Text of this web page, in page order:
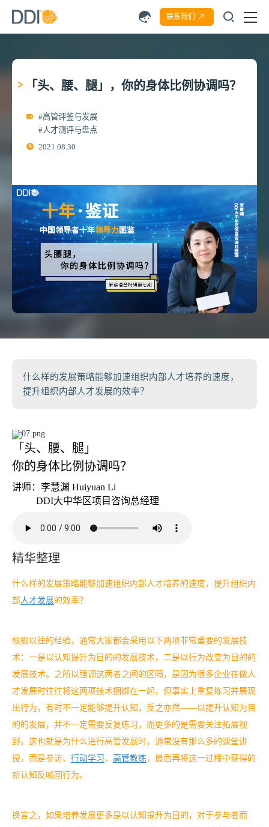
联系我们
「头、腰、腿」，你的身体比例协调吗？
#高管评鉴与发展
#人才测评与盘点
2021.08.30
什么样的发展策略能够加速组织内部人才培养的速度，
提升组织内部人才发展的效率？
「头、腰、腿」
你的身体比例协调吗？
讲师：李慧渊 Huiyuan Li
DDI大中华区项目咨询总经理
精华整理
什么样的发展策略能够加速组织内部人才培养的速度，提升组织内
部 人才发展的效率？
根据以往的经验，通常大家都会采用以下两项非常重要的发展技
术：一是以认知提升为目的的发展技术，二是以行为改变为目的的
发展技术。之所以强调这两者之间的区隔，是因为很多企业在做人
才发展时往往将这两项技术捆绑在一起，但事实上重复练习并展现
出行为，有时不一定能够提升认知，反之亦然——以提升认知为目
的的发展，并不一定需要反复练习，而更多的是需要关注拓展视
野。这也就是为什么进行高管发展时，通常没有那么多的课堂讲
授，而是参访、 行动学习、 高管教练 ，最后再将这一过程中获得的
新认知反哺回行为。
换言之，如果培养发展更多是以认知提升为目的，对于参与者而